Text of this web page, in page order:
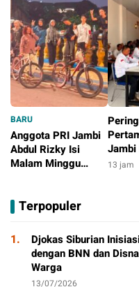
BARU
Anggota PRI Jambi
Abdul Rizky Isi
Malam Minggu
Aktivitas Positif
Jambi
13 jam
Terpopuler
1.
Djokas Siburian
dengan BNN dan
Warga
13/07/2026